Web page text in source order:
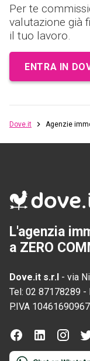
Per te
valutazione già
il tuo lavoro.
ENTRA IN
Dove.it Agenzie
L'agenzia
a ZERO
Dove.it s.r.l - via
Tel: 02 87178289 -
P.IVA 10461690967